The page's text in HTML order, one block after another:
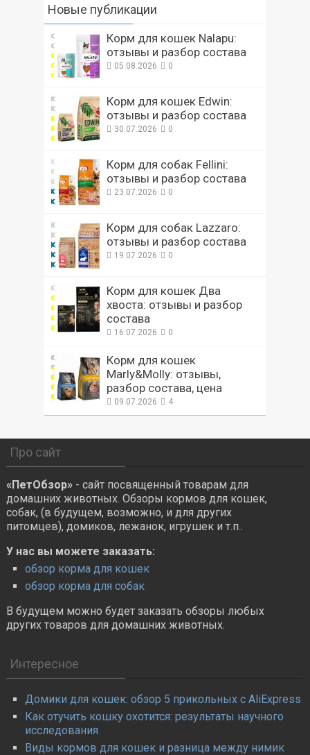
Новые публикации
Корм для кошек Nalapu:
отзывы и разбор состава
05.08.2026 0
Корм для кошек Edwin:
отзывы и разбор состава
30.07.2026 0
Корм для собак Fellini:
отзывы и разбор состава
23.07.2026 0
Корм для собак Lazzaro:
отзывы и разбор состава
19.07.2026 0
Корм для кошек Два
хвоста: отзывы и разбор
состава
16.07.2026 0
Корм для кошек
Marly&Molly: отзывы,
разбор состава, цена
09.07.2026 4
Про сайт
«ПетОбзор»- сайт посвященный товарам для
домашних животных. Обзоры кормов для кошек,
собак, (в будущем, возможно, и для других
питомцев), домиков, лежанок, игрушек и т.п..
У нас вы можете заказать:
обзор корма для кошек
обзор корма для собак
В будущем можно будет заказать обзоры любых
других товаров для домашних животных.
Интересное
Домики для кошек: обзор 5 прикольных с AliExpress
Как отучить кошку охотится: результаты научного
исследования
Виды кормов для кошек и разница между нимик